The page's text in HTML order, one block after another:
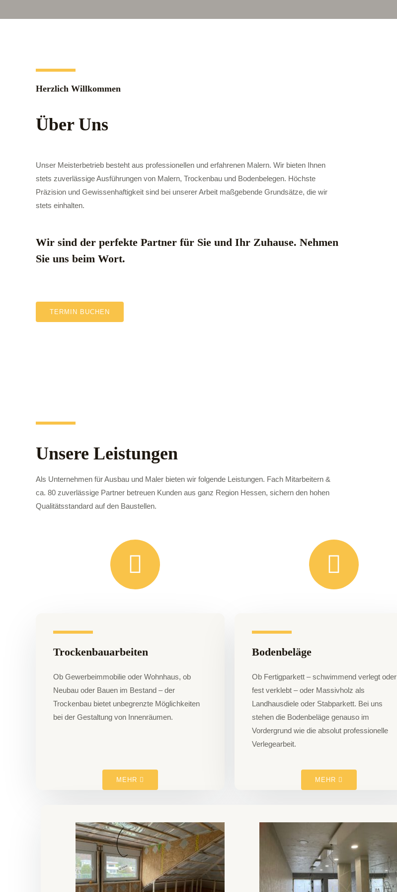
Herzlich Willkommen
Über Uns
Unser Meisterbetrieb besteht aus professionellen und erfahrenen Malern. Wir bieten Ihnen
stets zuverlässige Ausführungen von Malern, Trockenbau und Bodenbelegen. Höchste
Präzision und Gewissenhaftigkeit sind bei unserer Arbeit maßgebende Grundsätze, die wir
stets einhalten.
Wir sind der perfekte Partner für Sie und Ihr Zuhause. Nehmen
Sie uns beim Wort.
TERMIN BUCHEN
Unsere Leistungen
Als Unternehmen für Ausbau und Maler bieten wir folgende Leistungen. Fach Mitarbeitern &
ca. 80 zuverlässige Partner betreuen Kunden aus ganz Region Hessen, sichern den hohen
Qualitätsstandard auf den Baustellen.
Trockenbauarbeiten
Ob Gewerbeimmobilie oder Wohnhaus, ob
Neubau oder Bauen im Bestand – der
Trockenbau bietet unbegrenzte Möglichkeiten
bei der Gestaltung von Innenräumen.
MEHR
Bodenbeläge
Ob Fertigparkett – schwimmend verlegt oder
fest verklebt – oder Massivholz als
Landhausdiele oder Stabparkett. Bei uns
stehen die Bodenbeläge genauso im
Vordergrund wie die absolut professionelle
Verlegearbeit.
MEHR